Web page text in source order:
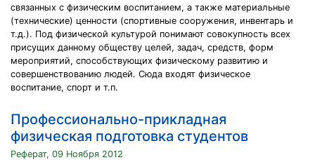
связанных с физическим воспитанием, а также материальные
(технические) ценности (спортивные сооружения, инвентарь и
т.д.). Под физической культурой понимают совокупность всех
присущих данному обществу целей, задач, средств, форм
мероприятий, способствующих физическому развитию и
совершенствованию людей. Сюда входят физическое
воспитание, спорт и т.п.
Профессионально-прикладная
физическая подготовка студентов
Реферат, 09 Ноября 2012